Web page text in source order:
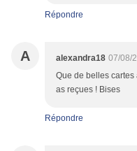
Répondre
A alexandra18 07/08/
Que de belles
as reçues ! Bises
Répondre